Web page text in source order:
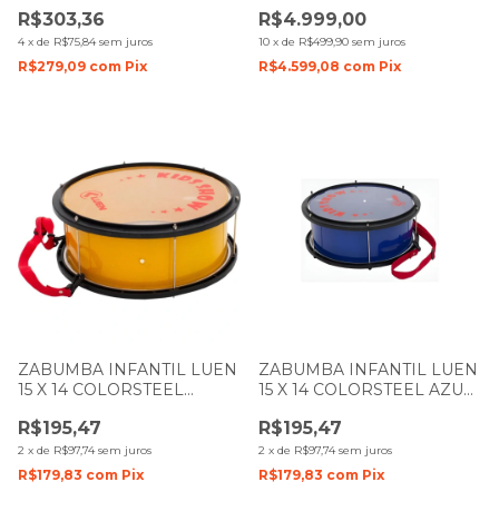
R$303,36
4 x de R$75,84 sem juros
R$279,09 com Pix
R$4.999,00
10 x de R$499,90 sem juros
R$4.599,08 com Pix
ZABUMBA INFANTIL LUEN
15 X 14 COLORSTEEL
R$195,47
2 x de R$97,74 sem juros
R$179,83 com Pix
ZABUMBA INFANTIL LUEN
15 X 14 COLORSTEEL AZUL
R$195,47
2 x de R$97,74 sem juros
R$179,83 com Pix